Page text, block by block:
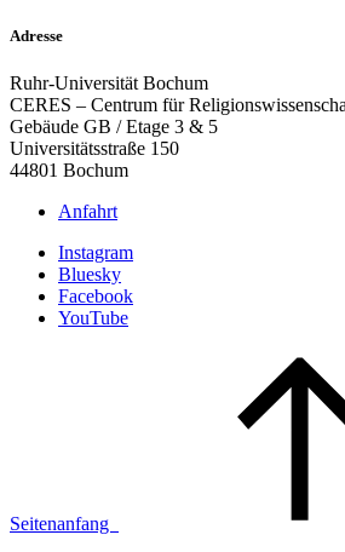
Adresse
Ruhr-Universität Bochum
CERES – Centrum für
Gebäude GB / Etage 3 & 5
Universitätsstraße 150
44801 Bochum
Anfahrt
Instagram
Bluesky
Facebook
YouTube
Seitenanfang